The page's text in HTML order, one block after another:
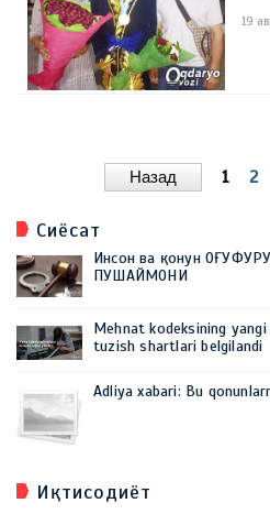
19
Назад 1 2
Сиёсат
Инсон ва қонун
ПУШАЙМОНИ
Mehnat kodeksining
tuzish shartlari belgilandi
Adliya xabari: Bu
Иқтисодиёт